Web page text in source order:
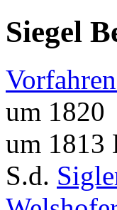
Siegel
um 1820
um 1813
S.d.